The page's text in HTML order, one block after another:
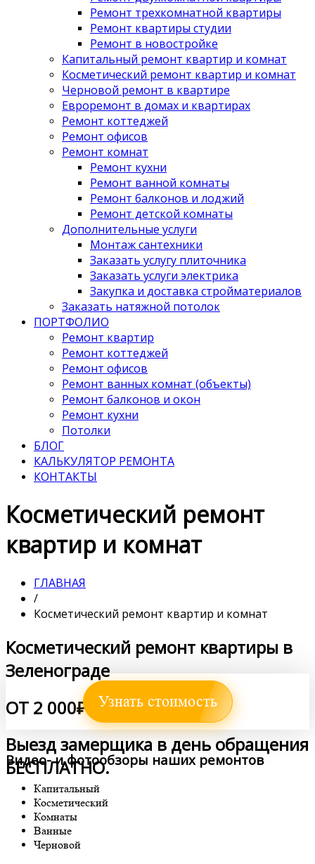
Ремонт трехкомнатной квартиры
Ремонт квартиры студии
Ремонт в новостройке
Капитальный ремонт квартир и комнат
Косметический ремонт квартир и комнат
Черновой ремонт в квартире
Евроремонт в домах и квартирах
Ремонт коттеджей
Ремонт офисов
Ремонт комнат
Ремонт кухни
Ремонт ванной комнаты
Ремонт балконов и лоджий
Ремонт детской комнаты
Дополнительные услуги
Монтаж сантехники
Заказать услугу плиточника
Заказать услуги электрика
Закупка и доставка стройматериалов
Заказать натяжной потолок
ПОРТФОЛИО
Ремонт квартир
Ремонт коттеджей
Ремонт офисов
Ремонт ванных комнат (объекты)
Ремонт балконов и окон
Ремонт кухни
Потолки
БЛОГ
КАЛЬКУЛЯТОР РЕМОНТА
КОНТАКТЫ
Косметический ремонт
квартир и комнат
ГЛАВНАЯ
/
Косметический ремонт квартир и комнат
Косметический ремонт квартиры в
Зеленограде
ОТ 2 000₽ ЗА КВ.М.
Выезд замерщика в день обращения
БЕСПЛАТНО.
Узнать стоимость
Видео- и фотообзоры наших ремонтов
Капитальный
Косметический
Комнаты
Ванные
Черновой